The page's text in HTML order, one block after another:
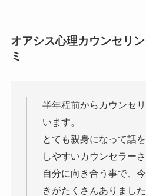
オアシス心理カウンセリ
ミ
半年程前からカウンセ
います。
とても親身になって話
しやすいカウンセラーさ
自分に向き合う事で、
きがたくさんありました